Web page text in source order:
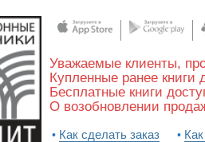
Уважаемые клиенты,
Купленные ранее книги
Бесплатные книги
О возобновлении
Как сделать заказ